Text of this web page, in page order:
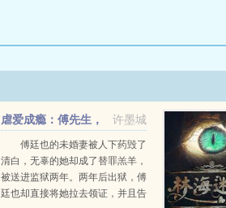
许墨城
虐爱成瘾：傅先生，
夫人她跑了
傅廷也的未婚妻被人下药毁了
清白，无辜的她却成了替罪羔羊，
被送进监狱两年。两年后出狱，傅
廷也却直接将她拉去领证，并且告